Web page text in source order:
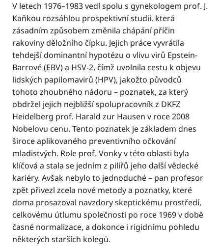
V letech 1976–1983 vedl spolu s gynekologem prof. J.
Kaňkou rozsáhlou prospektivní studii, která
zásadním způsobem změnila chápání příčin
rakoviny děložního čípku. Jejich práce vyvrátila
tehdejší dominantní hypotézu o vlivu virů Epstein-
Barrové (EBV) a HSV-2, čímž uvolnila cestu k objevu
lidských papilomavirů (HPV), jakožto původců
tohoto zhoubného nádoru – poznatek, za který
obdržel jejich nejbližší spolupracovník z DKFZ
Heidelberg prof. Harald zur Hausen v roce 2008
Nobelovu cenu. Tento poznatek je základem dnes
široce aplikovaného preventivního očkování
mladistvých. Role prof. Vonky v této oblasti byla
klíčová a stala se jedním z pilířů jeho další vědecké
kariéry. Avšak nebylo to jednoduché – pan profesor
zpět přivezl zcela nové metody a poznatky, které
doma prosazoval navzdory skeptickému prostředí,
celkovému útlumu společnosti po roce 1969 v době
časné normalizace, a dokonce i rigidnímu pohledu
některých starších kolegů.